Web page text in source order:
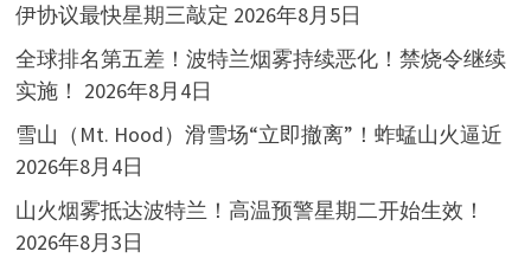
伊协议最快星期三敲定 2026年8月5日
全球排名第五差！波特兰烟雾持续恶化！禁烧令继续
实施！ 2026年8月4日
雪山（Mt. Hood）滑雪场“立即撤离”！蚱蜢山火逼近
2026年8月4日
山火烟雾抵达波特兰！高温预警星期二开始生效！
2026年8月3日